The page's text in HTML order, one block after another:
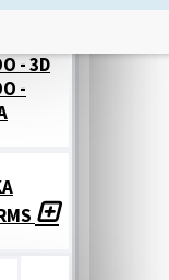
- 3D
-